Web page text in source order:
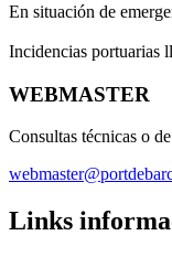
En situación de
Incidencias portuarias
WEBMASTER
Consultas técnicas o
Links